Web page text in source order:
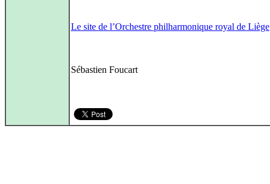
Le site de l’Orchestre philharmonique royal de Liège
Sébastien Foucart